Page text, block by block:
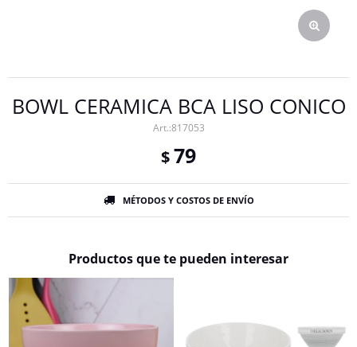
BOWL CERAMICA BCA LISO CONICO
817053
$79
MÉTODOS Y COSTOS DE ENVÍO
Productos que te pueden interesar